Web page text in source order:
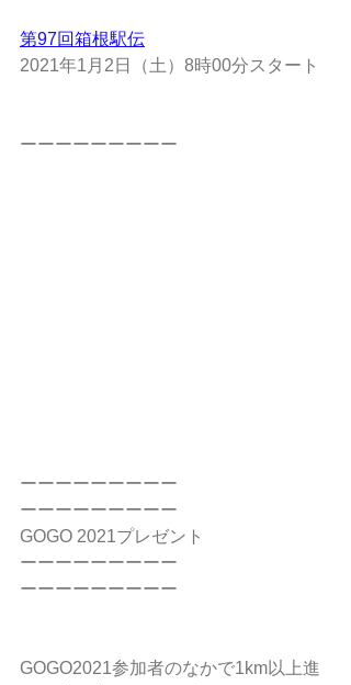
第97回箱根駅伝
2021年1月2日（土）8時00分スタート
ーーーーーーーーー
ーーーーーーーーー
ーーーーーーーーー
GOGO 2021プレゼント
ーーーーーーーーー
ーーーーーーーーー
GOGO2021参加者のなかで1km以上進